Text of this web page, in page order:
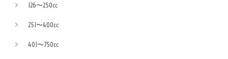
126〜250cc
251〜400cc
401〜750cc